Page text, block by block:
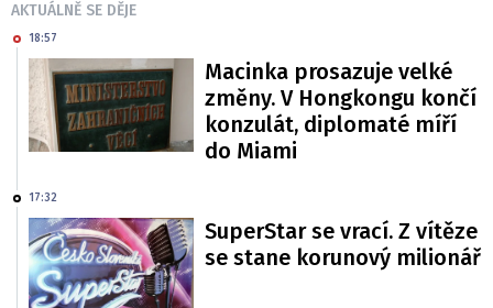
AKTUÁLNĚ SE DĚJE
18:57
Macinka prosazuje velké
změny. V Hongkongu končí
konzulát, diplomaté míří
do Miami
17:32
SuperStar se vrací. Z vítěze
se stane korunový milionář